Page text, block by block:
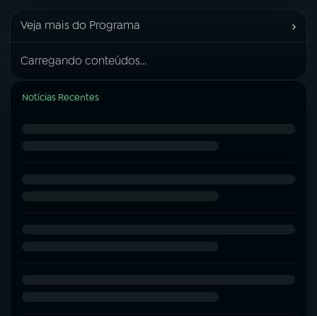
Veja mais do Programa ›
Carregando conteúdos...
Notícias Recentes